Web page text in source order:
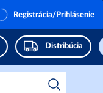
Distribúcia
Registrácia/Prihlásenie